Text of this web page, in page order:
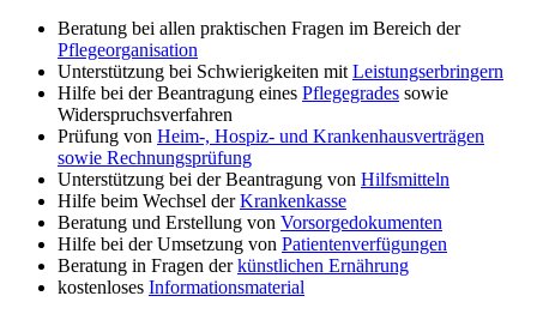
Beratung bei allen praktischen Fragen im Bereich der
Pflegeorganisation
Unterstützung bei Schwierigkeiten mit Leistungserbringern
Hilfe bei der Beantragung eines Pflegegrades sowie
Widerspruchsverfahren
Prüfung von Heim-, Hospiz- und Krankenhausverträgen
sowie Rechnungsprüfung
Unterstützung bei der Beantragung von Hilfsmitteln
Hilfe beim Wechsel derKrankenkasse
Beratung und Erstellung von Vorsorgedokumenten
Hilfe bei der Umsetzung von Patientenverfügungen
Beratung in Fragen derkünstlichen Ernährung
kostenloses Informationsmaterial